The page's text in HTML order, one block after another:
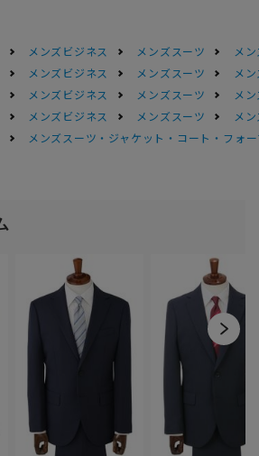
メンズビジネス メンズスーツ
メ
メンズビジネス メンズスーツ
メ
メンズビジネス メンズスーツ
メ
メンズビジネス メンズスーツ
メ
メンズスーツ・ジャケット・コート・フォ